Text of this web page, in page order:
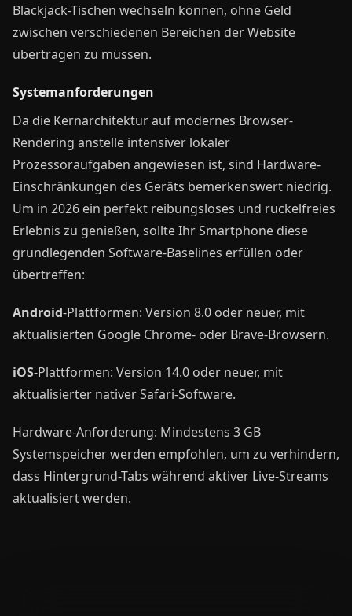
Blackjack-Tischen wechseln können, ohne Geld
zwischen verschiedenen Bereichen der Website
übertragen zu müssen.
Systemanforderungen
Da die Kernarchitektur auf modernes Browser-
Rendering anstelle intensiver lokaler
Prozessoraufgaben angewiesen ist, sind Hardware-
Einschränkungen des Geräts bemerkenswert niedrig.
Um in 2026 ein perfekt reibungsloses und ruckelfreies
Erlebnis zu genießen, sollte Ihr Smartphone diese
grundlegenden Software-Baselines erfüllen oder
übertreffen:
Android-Plattformen: Version 8.0 oder neuer, mit
aktualisierten Google Chrome- oder Brave-Browsern.
iOS-Plattformen: Version 14.0 oder neuer, mit
aktualisierter nativer Safari-Software.
Hardware-Anforderung: Mindestens 3 GB
Systemspeicher werden empfohlen, um zu verhindern,
dass Hintergrund-Tabs während aktiver Live-Streams
aktualisiert werden.